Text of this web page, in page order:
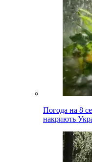
Погода на 8
накриють